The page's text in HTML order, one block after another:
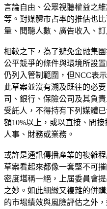
言論自由、公眾視聽權益之
等。對媒體市占率的推估也
量、閱聽人數、廣告收入、
相較之下，為了避免金融集
公平競爭的條件與環境所設
仍列入管制範圍，但NCC表
此草案並沒有溯及既往的必
司、銀行、保險公司及其負
受託人，不得持有下列媒體
額10%以上，或以直接、間
人事、財務或業務。
或許是通訊傳播產業的複雜
草案看起來都像一套堅不可
密度堪稱一絕，上屆委員會
之妙。如此細緻又複雜的併
的市場績效與風險評估之外